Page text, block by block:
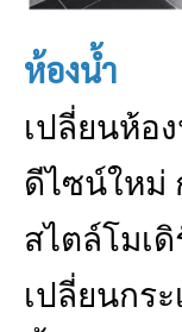
ห้องน้ำ
เปลี่ยนห้อ
ดีไซน์ใหม่
สไตล์โมเ
เปลี่ยนกร